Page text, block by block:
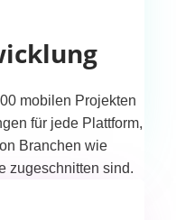
mobilen Projekten
für jede Plattform,
Branchen wie
zugeschnitten sind.